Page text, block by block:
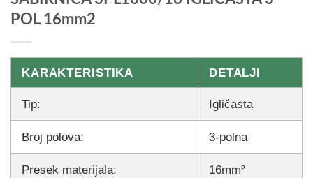
POL 16mm2
KARAKTERISTIKA DETALJI
Tip: Igličasta
Broj polova: 3-polna
Presek materijala: 16mm²